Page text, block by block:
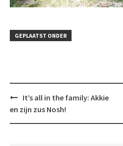
GEPLAATST ONDER
Bericht
navigatie
It’s all in the family: Akkie
en zijn zus Nosh!